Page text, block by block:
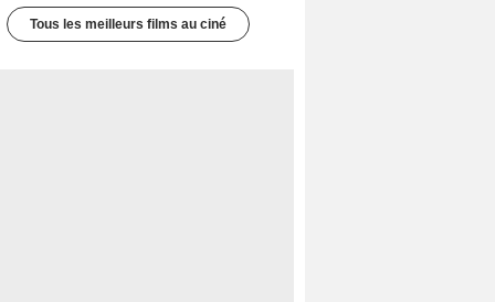
Tous les meilleurs films au ciné